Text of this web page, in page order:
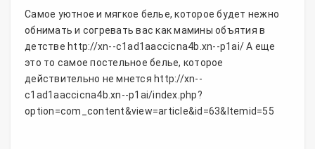
Самое уютное и мягкое белье, которое будет нежно
обнимать и согревать вас как мамины объятия в
детстве http://xn--c1ad1aaccicna4b.xn--p1ai/ А еще
это то самое постельное белье, которое
действительно не мнется http://xn--
c1ad1aaccicna4b.xn--p1ai/index.php?
option=com_content&view=article&id=63&Itemid=55